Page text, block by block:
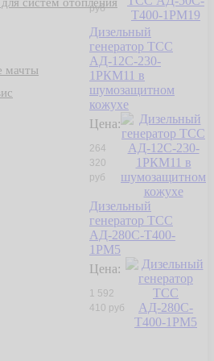
мачты
руб
Дизельный
генератор ТСС
АД-12С-230-
1РКМ11 в
шумозащитном
кожухе
Цена:
264
320
руб
Дизельный
генератор ТСС
АД-280С-Т400-
1РМ5
Цена:
1 592
410 руб